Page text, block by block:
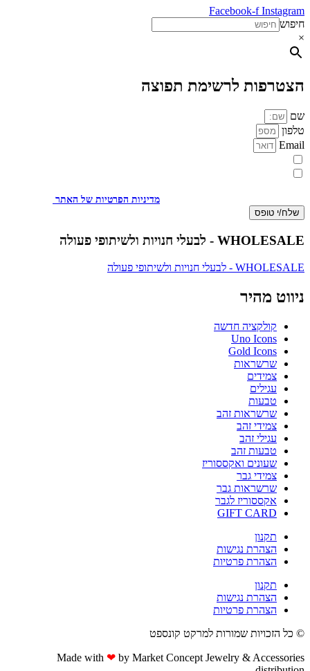
Facebook-f Instagram
חיפוש
×
הצטרפות לרשימת תפוצה
שם
טלפון
Email
מדיניות הפרטיות של האתר
שלח/י טופס
WHOLESALE - לבעלי חנויות ולשיתופי פעולה
WHOLESALE - לבעלי חנויות ולשיתופי פעולה
ניווט מהיר
קולקציה חדשה
Uno Icons
Gold Icons
שרשראות
צמידים
עגילים
טבעות
שרשראות זהב
צמידי זהב
עגילי זהב
טבעות זהב
שעונים ואקססוריז
צמידי גבר
שרשראות גבר
אקססוריז לגבר
GIFT CARD
תקנון
הצהרת נגישות
הצהרת פרטיות
תקנון
הצהרת נגישות
הצהרת פרטיות
© כל הזכויות שמורות למרקט קונספט
Made with ❤ by Market Concept Jewelry & Accessories